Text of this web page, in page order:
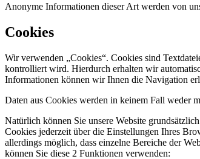
Anonyme Informationen dieser Art werden von
Cookies
Wir verwenden „Cookies“. Cookies sind
kontrolliert wird. Hierdurch erhalten wir
Informationen können wir Ihnen die Navigation
Daten aus Cookies werden in keinem Fall weder
Natürlich können Sie unsere Website
Cookies jederzeit über die Einstellungen Ihres
allerdings möglich, dass einzelne Bereiche der
können Sie diese 2 Funktionen verwenden: